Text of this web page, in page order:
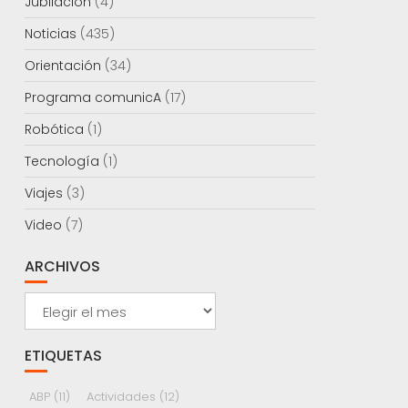
Noticias (435)
Orientación (34)
Programa comunicA(17)
Robótica (1)
Tecnología (1)
Viajes (3)
Video (7)
ARCHIVOS
Archivos
ETIQUETAS
ABP(11) Actividades (12)